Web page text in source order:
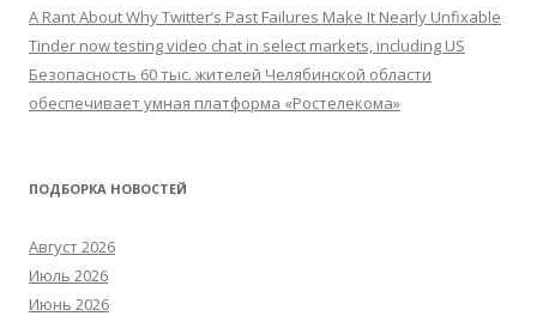
A Rant About Why Twitter’s Past Failures Make It Nearly Unfixable
Tinder now testing video chat in select markets, including US
Безопасность 60 тыс. жителей Челябинской области
обеспечивает умная платформа «Ростелекома»
ПОДБОРКА НОВОСТЕЙ
Август 2026
Июль 2026
Июнь 2026